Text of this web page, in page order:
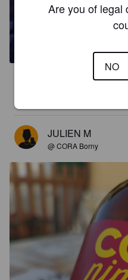
COMO
JULIEN M
@ CORA Borny
Are you of legal
NO